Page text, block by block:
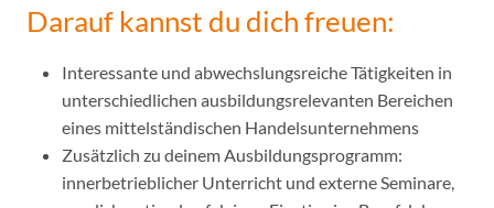
Darauf kannst du dich freuen:
Interessante und abwechslungsreiche Tätigkeiten in
unterschiedlichen ausbildungsrelevanten Bereichen
eines mittelständischen Handelsunternehmens
Zusätzlich zu deinem Ausbildungsprogramm:
innerbetrieblicher Unterricht und externe Seminare,